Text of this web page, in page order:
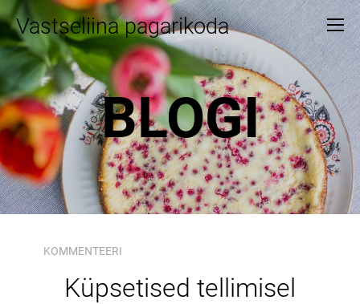
Vastseliina pagarikoda
BLOGI
KOMMENTEERI
Küpsetised tellimisel